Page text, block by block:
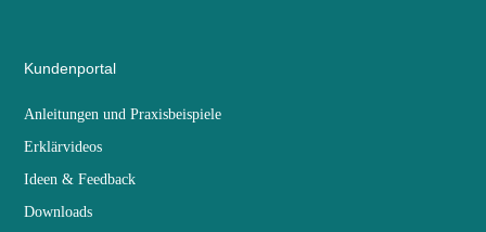
Kundenportal
Anleitungen und Praxisbeispiele
Erklärvideos
Ideen & Feedback
Downloads